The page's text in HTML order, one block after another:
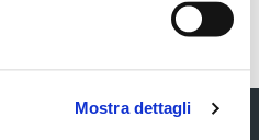
Mostra dettagli